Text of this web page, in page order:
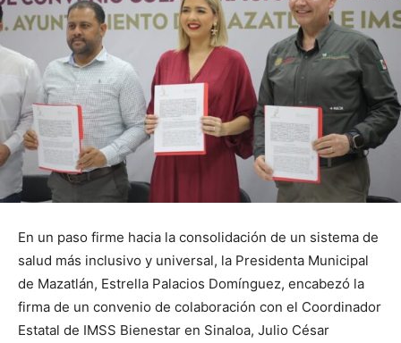
En un paso firme hacia la consolidación de un sistema de
salud más inclusivo y universal, la Presidenta Municipal
de Mazatlán, Estrella Palacios Domínguez, encabezó la
firma de un convenio de colaboración con el Coordinador
Estatal de IMSS Bienestar en Sinaloa, Julio César